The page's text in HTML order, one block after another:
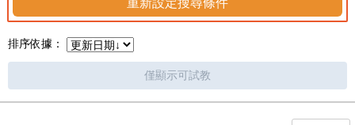
排序依據：
僅顯示可試教